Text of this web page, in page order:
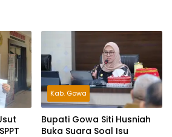
Kab. Gowa
Bupati Gowa Siti Husniah
Buka Suara Soal Isu